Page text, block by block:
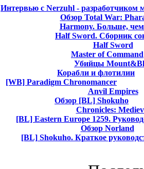
Интервью с Nerzuhl - разработчиком
Обзор Total War:
Harmony. Больше,
Half Sword. Сборник
Half Sword
Master of Command
Убийцы
Корабли и флотилии
[WB] Paradigm Chronomancer
Anvil Empires
Обзор [BL] Shokuho
Chronicles:
[BL] Eastern Europe 1259.
Обзор Norland
[BL] Shokuho. Краткое